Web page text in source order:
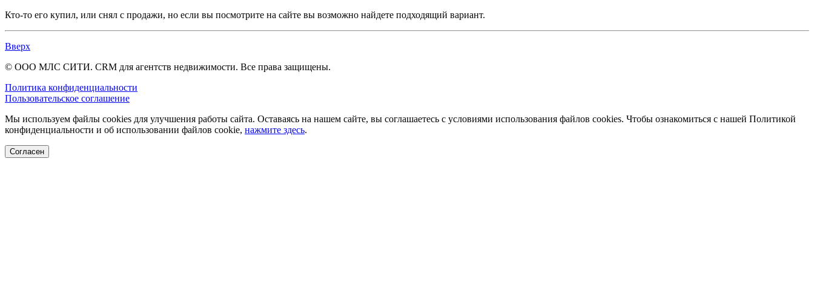
Кто-то его купил, или снял с продажи, но если вы посмотрите на сайте вы возможно найдете подходящий вариант.
Вверх
© ООО МЛС СИТИ. CRM для агентств недвижимости. Все права защищены.
Политика конфиденциальности
Пользовательское соглашение
Мы используем файлы cookies для улучшения работы сайта. Оставаясь на нашем сайте, вы соглашаетесь с условиями использования файлов cookies. Чтобы ознакомиться с нашей Политикой
конфиденциальности и об использовании файлов cookie, нажмите здесь.
Согласен